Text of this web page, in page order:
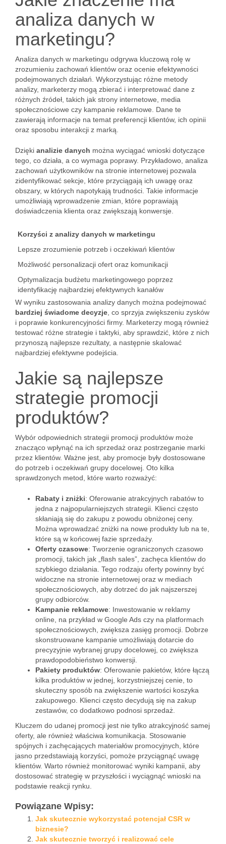
analiza danych w
marketingu?
Analiza danych w marketingu odgrywa kluczową rolę w
zrozumieniu zachowań klientów oraz ocenie efektywności
podejmowanych działań. Wykorzystując różne metody
analizy, marketerzy mogą zbierać i interpretować dane z
różnych źródeł, takich jak strony internetowe, media
społecznościowe czy kampanie reklamowe. Dane te
zawierają informacje na temat preferencji klientów, ich opinii
oraz sposobu interakcji z marką.
Dzięki analizie danych można wyciągać wnioski dotyczące
tego, co działa, a co wymaga poprawy. Przykładowo, analiza
zachowań użytkowników na stronie internetowej pozwala
zidentyfikować sekcje, które przyciągają ich uwagę oraz
obszary, w których napotykają trudności. Takie informacje
umożliwiają wprowadzenie zmian, które poprawiają
doświadczenia klienta oraz zwiększają konwersje.
Korzyści z analizy danych w marketingu
Lepsze zrozumienie potrzeb i oczekiwań klientów
Możliwość personalizacji ofert oraz komunikacji
Optymalizacja budżetu marketingowego poprzez
identyfikację najbardziej efektywnych kanałów
W wyniku zastosowania analizy danych można podejmować
bardziej świadome decyzje , co sprzyja zwiększeniu zysków
i poprawie konkurencyjności firmy. Marketerzy mogą również
testować różne strategie i taktyki, aby sprawdzić, które z nich
przynoszą najlepsze rezultaty, a następnie skalować
najbardziej efektywne podejścia.
Jakie są najlepsze
strategie promocji
produktów?
Wybór odpowiednich strategii promocji produktów może
znacząco wpłynąć na ich sprzedaż oraz postrzeganie marki
przez klientów. Ważne jest, aby promocje były dostosowane
do potrzeb i oczekiwań grupy docelowej. Oto kilka
sprawdzonych metod, które warto rozważyć:
Rabaty i zniżki: Oferowanie atrakcyjnych rabatów to
jedna z najpopularniejszych strategii. Klienci często
skłaniają się do zakupu z powodu obniżonej ceny.
Można wprowadzać zniżki na nowe produkty lub na te,
które są w końcowej fazie sprzedaży.
Oferty czasowe: Tworzenie ograniczonych czasowo
promocji, takich jak „flash sales”, zachęca klientów do
szybkiego działania. Tego rodzaju oferty powinny być
widoczne na stronie internetowej oraz w mediach
społecznościowych, aby dotrzeć do jak najszerszej
grupy odbiorców.
Kampanie reklamowe: Inwestowanie w reklamy
online, na przykład w Google Ads czy na platformach
społecznościowych, zwiększa zasięg promocji. Dobrze
skonstruowane kampanie umożliwiają dotarcie do
precyzyjnie wybranej grupy docelowej, co zwiększa
prawdopodobieństwo konwersji.
Pakiety produktów: Oferowanie pakietów, które łączą
kilka produktów w jednej, korzystniejszej cenie, to
skuteczny sposób na zwiększenie wartości koszyka
zakupowego. Klienci często decydują się na zakup
zestawów, co dodatkowo podnosi sprzedaż.
Kluczem do udanej promocji jest nie tylko atrakcyjność samej
oferty, ale również właściwa komunikacja. Stosowanie
spójnych i zachęcających materiałów promocyjnych, które
jasno przedstawiają korzyści, pomoże przyciągnąć uwagę
klientów. Warto również monitorować wyniki kampanii, aby
dostosować strategię w przyszłości i wyciągnąć wnioski na
podstawie reakcji rynku.
Powiązane Wpisy:
Jak skutecznie wykorzystać potencjał CSR w
biznesie?
Jak skutecznie tworzyć i realizować cele